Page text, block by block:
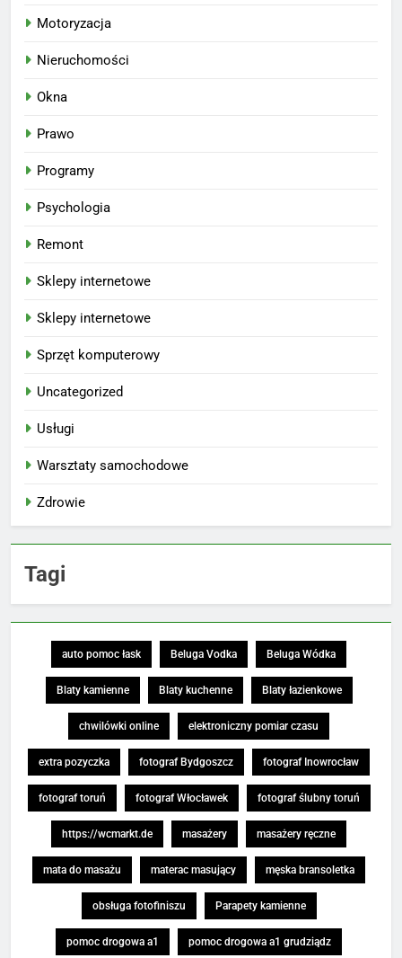
Motoryzacja
Nieruchomości
Okna
Prawo
Programy
Psychologia
Remont
Sklepy internetowe
Sklepy internetowe
Sprzęt komputerowy
Uncategorized
Usługi
Warsztaty samochodowe
Zdrowie
Tagi
auto pomoc łask Beluga Vodka Beluga Wódka
Blaty kamienne Blaty kuchenne Blaty łazienkowe
chwilówki online elektroniczny pomiar czasu
extra pozyczka fotograf Bydgoszcz fotograf Inowrocław
fotograf toruń fotograf Włocławek fotograf ślubny toruń
https://wcmarkt.de masażery masażery ręczne
mata do masażu materac masujący męska bransoletka
obsługa fotofiniszu Parapety kamienne
pomoc drogowa a1 pomoc drogowa a1 grudziądz